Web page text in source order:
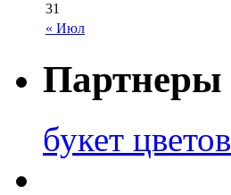
« Июл
31
Партнеры
букет цветов